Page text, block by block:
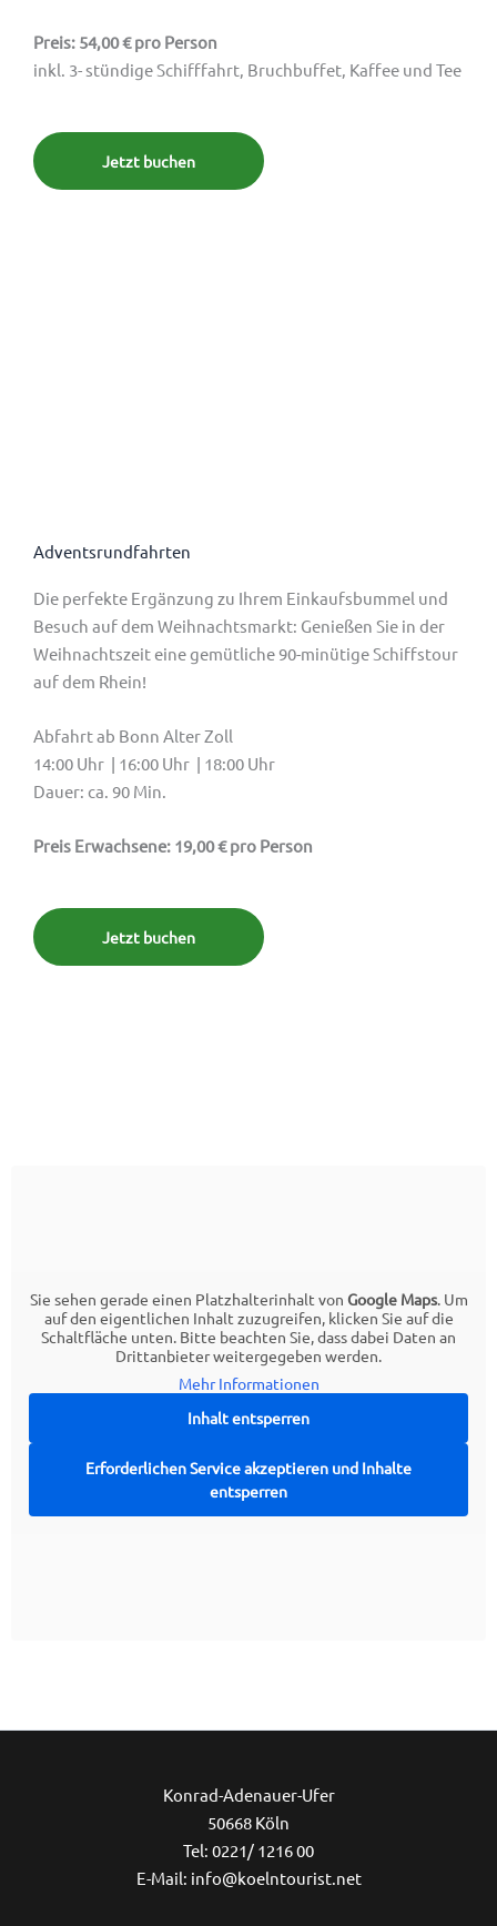
Preis: 54,00 € pro Person
inkl. 3- stündige Schifffahrt, Bruchbuffet, Kaffee und Tee
Jetzt buchen
Adventsrundfahrten
Die perfekte Ergänzung zu Ihrem Einkaufsbummel und
Besuch auf dem Weihnachtsmarkt: Genießen Sie in der
Weihnachtszeit eine gemütliche 90-minütige Schiffstour
auf dem Rhein!
Abfahrt ab Bonn Alter Zoll
14:00 Uhr | 16:00 Uhr | 18:00 Uhr
Dauer: ca. 90 Min.
Preis Erwachsene: 19,00 € pro Person
Jetzt buchen
Sie sehen gerade einen Platzhalterinhalt von Google Maps. Um
auf den eigentlichen Inhalt zuzugreifen, klicken Sie auf die
Schaltfläche unten. Bitte beachten Sie, dass dabei Daten an
Drittanbieter weitergegeben werden.
Mehr Informationen
Inhalt entsperren
Erforderlichen Service akzeptieren und Inhalte
entsperren
Konrad-Adenauer-Ufer
50668 Köln
Tel: 0221/ 1216 00
E-Mail: info@koelntourist.net